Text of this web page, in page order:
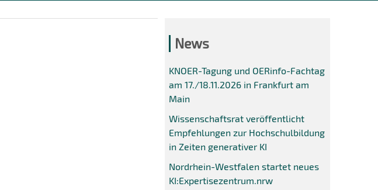
News
KNOER-Tagung und OERinfo-Fachtag
am 17./18.11.2026 in Frankfurt am
Main
Wissenschaftsrat veröffentlicht
Empfehlungen zur Hochschulbildung
in Zeiten generativer KI
Nordrhein-Westfalen startet neues
KI:Expertisezentrum.nrw